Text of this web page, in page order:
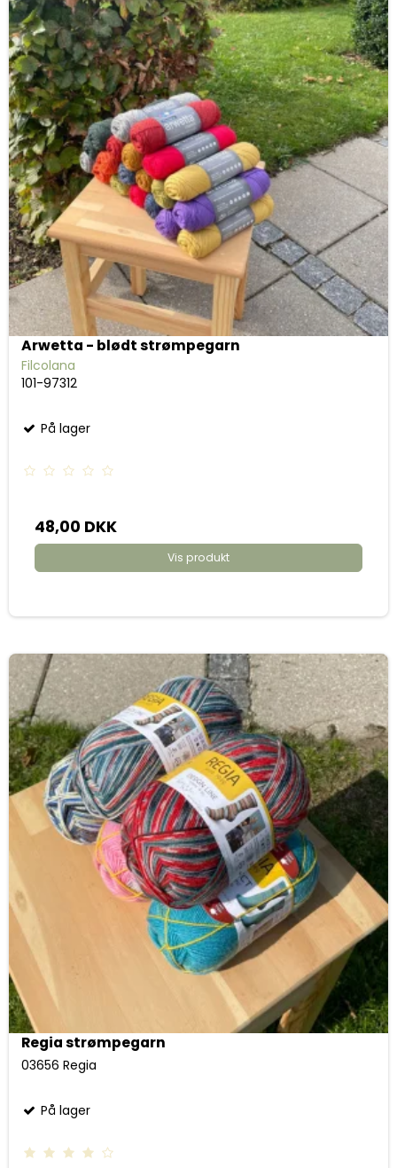
Arwetta - blødt strømpegarn
Filcolana
101-97312
På lager
48,00 DKK
Vis produkt
Regia strømpegarn
03656 Regia
På lager